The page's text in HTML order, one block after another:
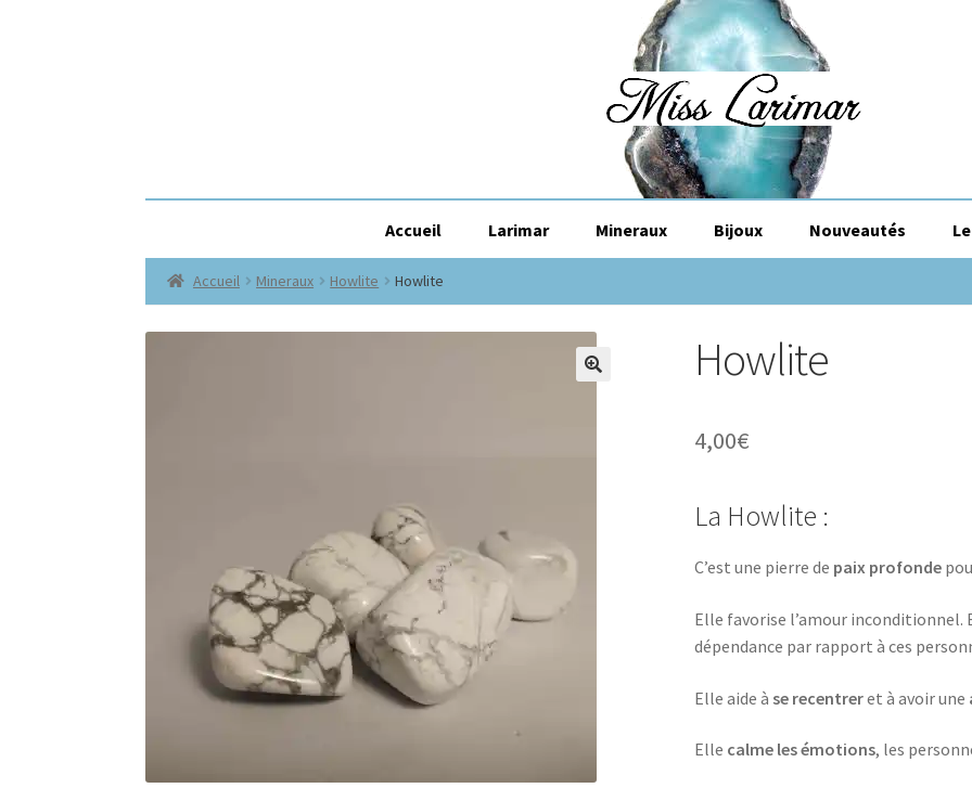
Accueil Larimar Mineraux Bijoux Nouveautés
Accueil Mineraux Howlite Howlite
Howlite
4,00€
La Howlite :
C’est une pierre de paix profonde
Elle favorise l’amour inconditionnel.
dépendance par rapport à ces
Elle aide àse recentreret à avoir une
Elle calme les émotions, les